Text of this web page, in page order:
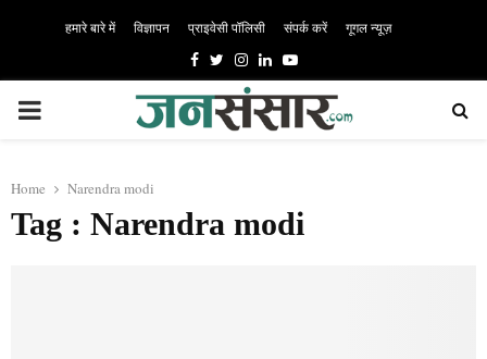
हमारे बारे में विज्ञापन प्राइवेसी पॉलिसी संपर्क करें गूगल न्यूज़
Facebook
TwitterInstagram
LinkedinYoutube
PRIMARY
Home Narendra modi
Tag : Narendra modi